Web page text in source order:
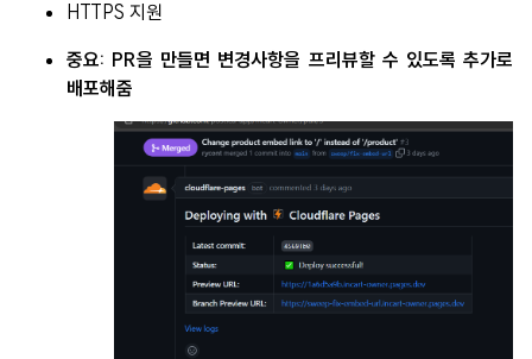
HTTPS 지원
중요: PR을 만들면 변경사항을 프리뷰할 수 있도록 추가로
배포해줌